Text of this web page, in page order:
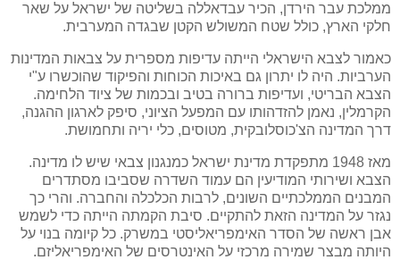
ממלכת עבר הירדן, הכיר עבדאללה בשליטה של ישראל על שאר
חלקי הארץ, כולל שטח המשולש הקטן שבגדה המערבית.
כאמור לצבא הישראלי הייתה עדיפות מספרית על צבאות המדינות
הערביות. היה לו יתרון גם באיכות הכוחות והפיקוד שהוכשרו ע"י
הצבא הבריטי, ועדיפות ברורה בטיב ובכמות של ציוד הלחימה.
הקרמלין, נאמן להזדהותו עם המפעל הציוני, סיפק לארגון ההגנה,
דרך המדינה הצ'כוסלובקית, מטוסים, כלי יריה ותחמושת.
מאז 1948 מתפקדת מדינת ישראל כמנגנון צבאי שיש לו מדינה.
הצבא ושירותי המודיעין הם עמוד השדרה שסביבו מסתדרים
המבנים הממלכתיים השונים, לרבות הכלכלה והחברה. והרי כך
נגזר על המדינה הזאת להתקיים. סיבת הקמתה הייתה כדי לשמש
אבן ראשה של הסדר האימפריאליסטי במשרק. כל קיומה בנוי על
היותה מבצר שמירה מרכזי על האינטרסים של האימפריאליזם.